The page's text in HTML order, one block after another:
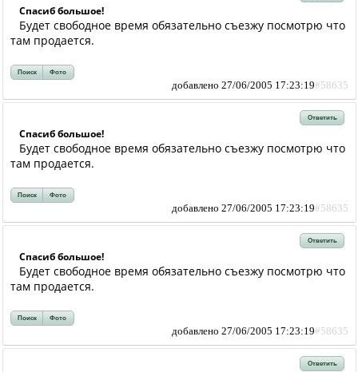
Спасиб большое!
Будет свободное время обязательно съезжу посмотрю что
там продается.
Поиск Фото
добавлено 27/06/2005 17:23:19#58635
Ответить
Спасиб большое!
Будет свободное время обязательно съезжу посмотрю что
там продается.
Поиск Фото
добавлено 27/06/2005 17:23:19#58635
Ответить
Спасиб большое!
Будет свободное время обязательно съезжу посмотрю что
там продается.
Поиск Фото
добавлено 27/06/2005 17:23:19#58635
Ответить